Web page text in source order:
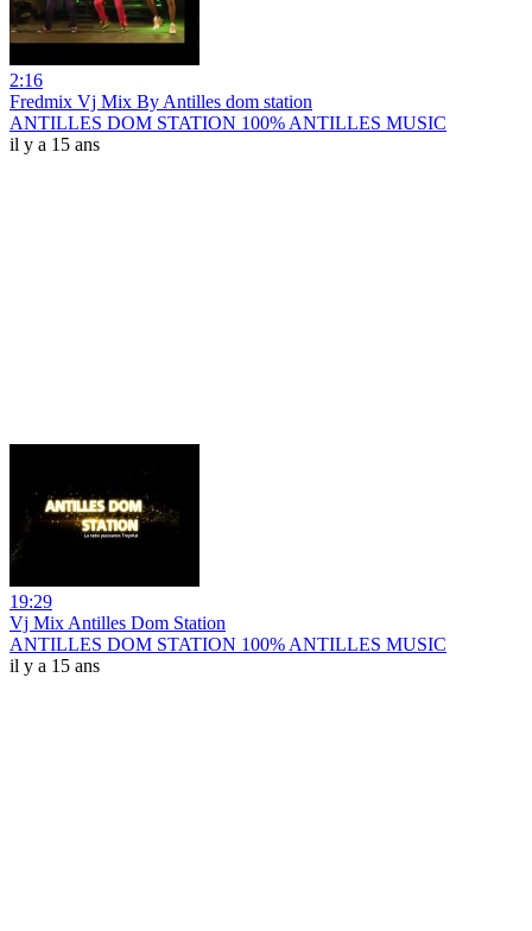
2:16
Fredmix Vj Mix By Antilles dom station
ANTILLES DOM STATION 100% ANTILLES MUSIC
il y a 15 ans
19:29
Vj Mix Antilles Dom Station
ANTILLES DOM STATION 100% ANTILLES MUSIC
il y a 15 ans